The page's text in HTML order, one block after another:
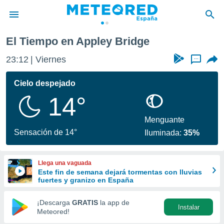
de
por
se
calidad.
a este
las
y
forma
digital
basada
El Tiempo en Appley Bridge
23:12 Viernes ...
Cielo despejado
14°
Sensación de 14°
Menguante
Iluminada:35%
Llega una vaguada
Este fin de semana dejará tormentas con lluvias
fuertes y granizo en España
¡Descarga GRATIS la app de
Meteored!
Instalar